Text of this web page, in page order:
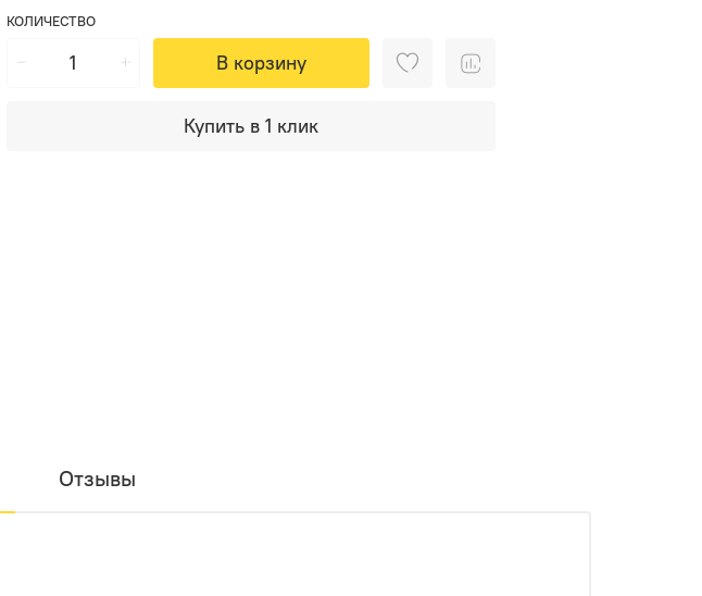
КОЛИЧЕСТВО
В корзину
Купить в 1 клик
Отзывы